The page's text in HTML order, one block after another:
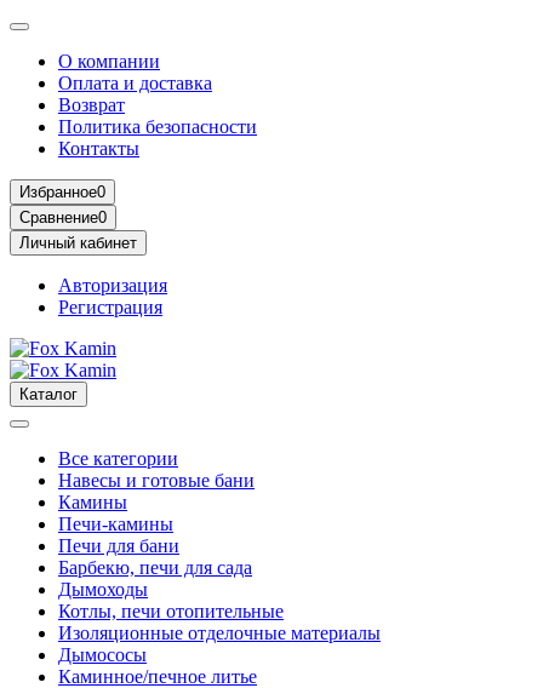
О компании
Оплата и доставка
Возврат
Политика безопасности
Контакты
Избранное0
Сравнение0
Личный кабинет
Авторизация
Регистрация
Каталог
Все категории
Навесы и готовые бани
Камины
Печи-камины
Печи для бани
Барбекю, печи для сада
Дымоходы
Котлы, печи отопительные
Изоляционные отделочные материалы
Дымососы
Каминное/печное литье